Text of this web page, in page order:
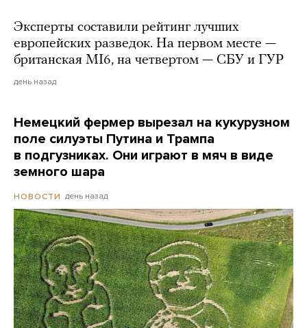
Эксперты составили рейтинг лучших
европейских разведок. На первом месте —
британская MI6, на четвертом — СБУ и ГУР
день назад
Немецкий фермер вырезал на кукурузном
поле силуэты Путина и Трампа
в подгузниках. Они играют в мяч в виде
земного шара
НОВОСТИ день назад